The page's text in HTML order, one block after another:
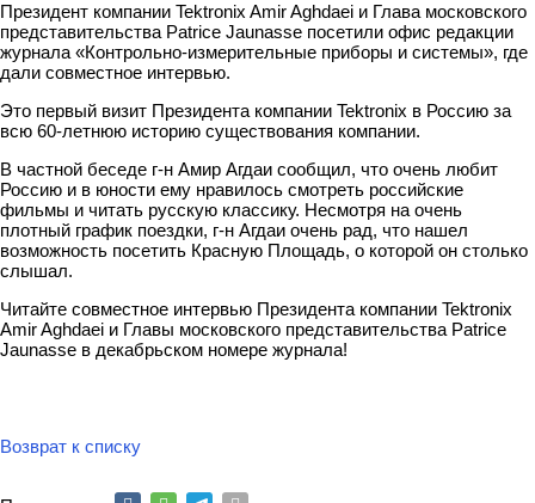
Президент компании Tektronix Amir Aghdaei и Глава московского
представительства Patrice Jaunasse посетили офис редакции
журнала «Контрольно-измерительные приборы и системы», где
дали совместное интервью.
Это первый визит Президента компании Tektronix в Россию за
всю 60-летнюю историю существования компании.
В частной беседе г-н Амир Агдаи сообщил, что очень любит
Россию и в юности ему нравилось смотреть российские
фильмы и читать русскую классику. Несмотря на очень
плотный график поездки, г-н Агдаи очень рад, что нашел
возможность посетить Красную Площадь, о которой он столько
слышал.
Читайте совместное интервью Президента компании Tektronix
Amir Aghdaei и Главы московского представительства Patrice
Jaunasse в декабрьском номере журнала!
Возврат к списку